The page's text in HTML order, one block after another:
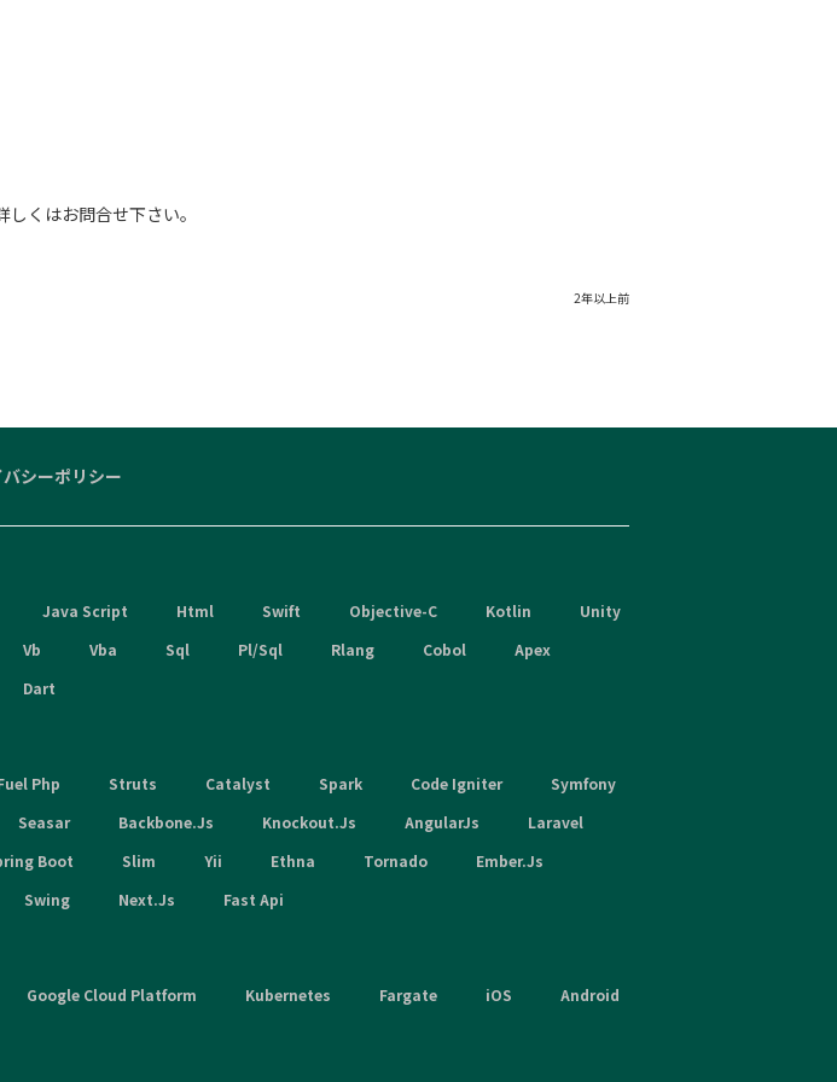
くはお問合せ下さい。
2年以上前
シーポリシー
Java Script Html Swift Objective-C Kotlin
Unity
Vb Vba Sql Pl/Sql Rlang Cobol
Apex
Dart
Php Struts Catalyst Spark Code Igniter
Symfony
Seasar Backbone.Js Knockout.Js AngularJs
Laravel
Boot Slim Yii Ethna Tornado
Ember.Js
Swing Next.Js Fast Api
Google Cloud Platform Kubernetes Fargate iOS Android